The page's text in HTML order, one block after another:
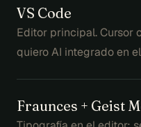
VS Code
Editor principal. Cursor
quiero AI integrado en
Fraunces + Geist